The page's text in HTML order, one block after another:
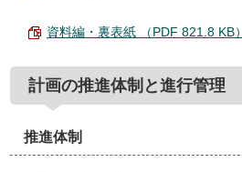
資料編・裏表紙 （PDF 821.8 KB）
計画の推進体制と進行管理
推進体制